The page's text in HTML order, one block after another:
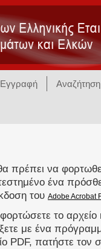
Εγγραφή Αναζήτηση
πρέπει να
ένα
του Adobe Acrobat
το
με ένα
PDF, πατήστε